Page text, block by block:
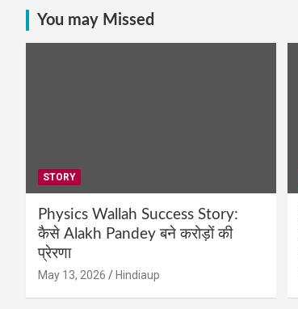
You may Missed
STORY
Physics Wallah Success Story:
कैसे Alakh Pandey बने करोड़ों की
प्रेरणा
May 13, 2026 Hindiaup